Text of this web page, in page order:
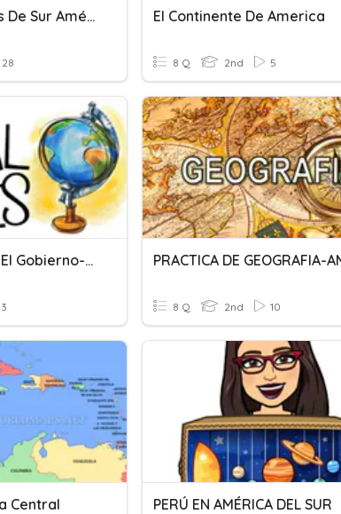
Países Y Banderas De Sur América
28
El Continente De America
8 Q 2nd 5
Estudios Sociales El Gobierno-Linea De Tiempo
3 8 Q 2nd 10
Central PERÚ EN AMÉRICA DEL SUR